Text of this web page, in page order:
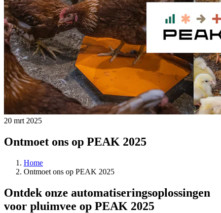
20 mrt 2025
Ontmoet ons op PEAK 2025
Home
Ontmoet ons op PEAK 2025
Ontdek onze automatiseringsoplossingen
voor pluimvee op PEAK 2025